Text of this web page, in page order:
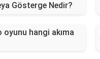
Gösterge Nedir?
hangi akıma